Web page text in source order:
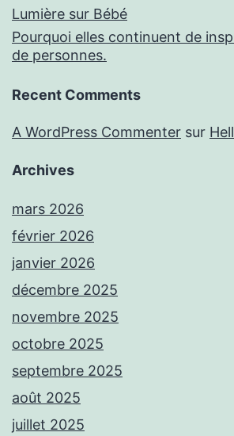
Lumière sur Bébé
Pourquoi elles continuent de
de personnes.
Recent Comments
A WordPress Commenter sur
Archives
mars 2026
février 2026
janvier 2026
décembre 2025
novembre 2025
octobre 2025
septembre 2025
août 2025
juillet 2025